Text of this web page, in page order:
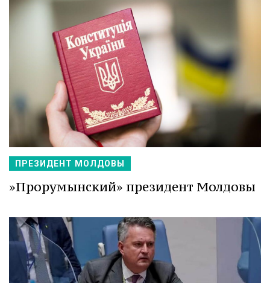
ПРЕЗИДЕНТ МОЛДОВЫ
»Прорумынский» президент Молдовы